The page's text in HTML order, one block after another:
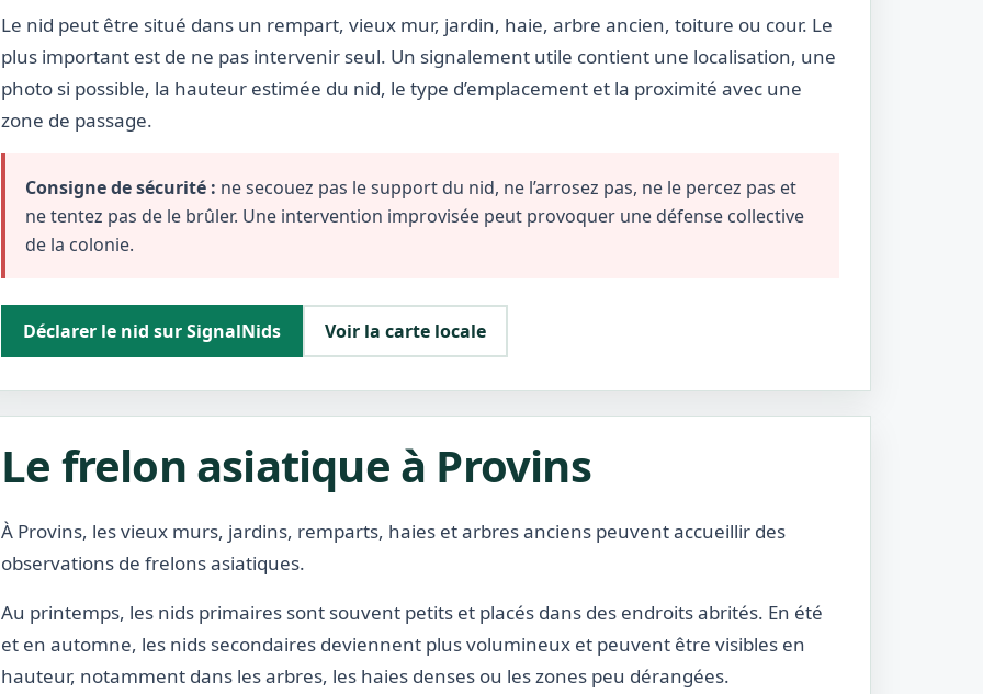
Le nid peut être situé dans un rempart, vieux mur, jardin, haie, arbre ancien, toiture ou cour. Le
plus important est de ne pas intervenir seul. Un signalement utile contient une localisation, une
photo si possible, la hauteur estimée du nid, le type d’emplacement et la proximité avec une
zone de passage.
Consigne de sécurité : ne secouez pas le support du nid, ne l’arrosez pas, ne le percez pas et
ne tentez pas de le brûler. Une intervention improvisée peut provoquer une défense collective
de la colonie.
Déclarer le nid sur SignalNids Voir la carte locale
Le frelon asiatique à Provins
À Provins, les vieux murs, jardins, remparts, haies et arbres anciens peuvent accueillir des
observations de frelons asiatiques.
Au printemps, les nids primaires sont souvent petits et placés dans des endroits abrités. En été
et en automne, les nids secondaires deviennent plus volumineux et peuvent être visibles en
hauteur, notamment dans les arbres, les haies denses ou les zones peu dérangées.